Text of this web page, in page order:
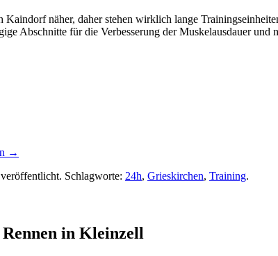
näher, daher stehen wirklich lange
Abschnitte für die Verbesserung der Muskelausdauer
→
Schlagworte: 24h, Grieskirchen, Training.
in Kleinzell